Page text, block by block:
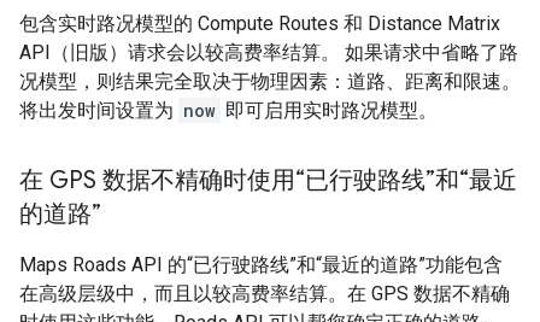
包含实时路况模型的 Compute Routes 和 Distance Matrix
API（旧版）请求会以较高费率结算。 如果请求中省略了路
况模型，则结果完全取决于物理因素：道路、距离和限速。
将出发时间设置为 now 即可启用实时路况模型。
在 GPS 数据不精确时使用“已行驶路线”和“最近
的道路”
Maps Roads API 的“已行驶路线”和“最近的道路”功能包含
在高级层级中，而且以较高费率结算。在 GPS 数据不精确